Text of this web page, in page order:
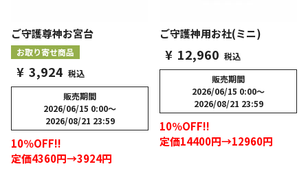
ご守護尊神お宮台
お取り寄せ商品
¥ 3,924 税込
販売期間
2026/06/15 0:00〜
2026/08/21 23:59
10％OFF!!
定価4360円→3924円
ご守護神用お社(ミニ)
¥ 12,960 税込
販売期間
2026/06/15 0:00〜
2026/08/21 23:59
10％OFF!!
定価14400円→12960円